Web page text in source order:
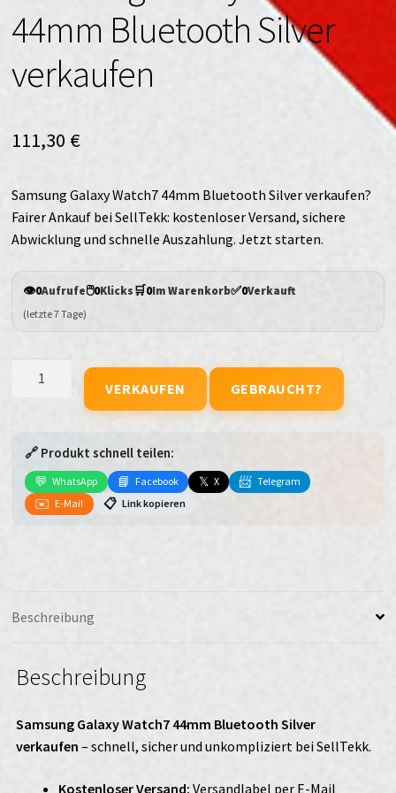
44mm Bluetooth Silver
verkaufen
111,30 €
Samsung Galaxy Watch7 44mm Bluetooth Silver verkaufen?
Fairer Ankauf bei SellTekk: kostenloser Versand, sichere
Abwicklung und schnelle Auszahlung. Jetzt starten.
👁️0Aufrufe🖱️0Klicks🛒0Im Warenkorb✅0Verkauft
(letzte 7 Tage)
Bluetooth
Silver
verkaufen
VERKAUFEN GEBRAUCHT?
🔗 Produkt schnell teilen:
💬 WhatsApp 📘 Facebook 𝕏 X 📨 Telegram
✉️ E-Mail 📋 Link kopieren
Beschreibung
Beschreibung
Samsung Galaxy Watch7 44mm Bluetooth Silver
verkaufen – schnell, sicher und unkompliziert bei SellTekk.
Kostenloser Versand: Versandlabel per E-Mail